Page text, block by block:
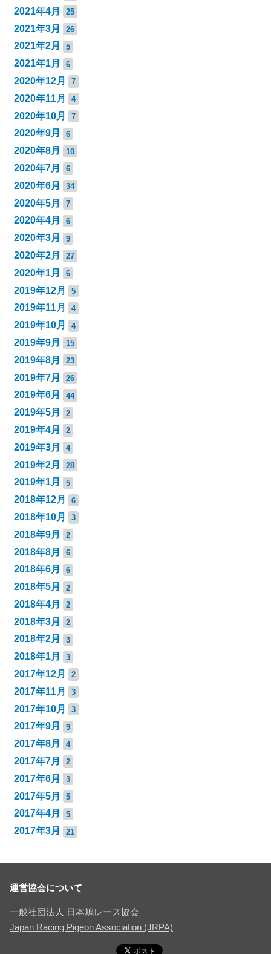
2021年4月 25
2021年3月 26
2021年2月 5
2021年1月 6
2020年12月 7
2020年11月 4
2020年10月 7
2020年9月 6
2020年8月 10
2020年7月 6
2020年6月 34
2020年5月 7
2020年4月 6
2020年3月 9
2020年2月 27
2020年1月 6
2019年12月 5
2019年11月 4
2019年10月 4
2019年9月 15
2019年8月 23
2019年7月 26
2019年6月 44
2019年5月 2
2019年4月 2
2019年3月 4
2019年2月 28
2019年1月 5
2018年12月 6
2018年10月 3
2018年9月 2
2018年8月 6
2018年6月 6
2018年5月 2
2018年4月 2
2018年3月 2
2018年2月 3
2018年1月 3
2017年12月 2
2017年11月 3
2017年10月 3
2017年9月 9
2017年8月 4
2017年7月 2
2017年6月 3
2017年5月 5
2017年4月 5
2017年3月 21
運営協会について
一般社団法人 日本鳩レース協会
Japan Racing Pigeon Association (JRPA)